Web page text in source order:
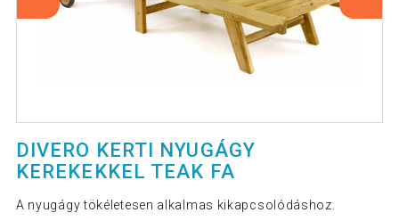
DIVERO KERTI NYUGÁGY
KEREKEKKEL TEAK FA
A nyugágy tökéletesen alkalmas kikapcsolódáshoz.